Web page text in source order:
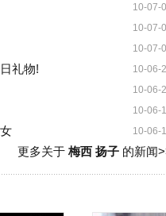
10-07-
10-07-
10-07-
10-06-
礼物!
10-06-
10-06-
10-06-
更多关于 梅西 扬子的新闻